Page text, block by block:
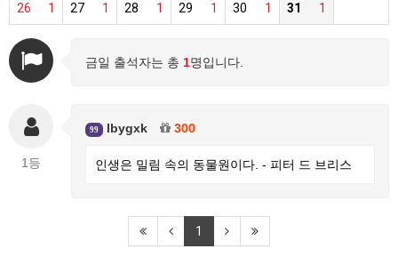
1
26 1
27 1
28 1
29 1
30 1
31
금일 출석자는 총 1명입니다.
1등
99 lbygxk 300
인생은 밀림 속의 동물원이다. - 피터 드 브리스
1